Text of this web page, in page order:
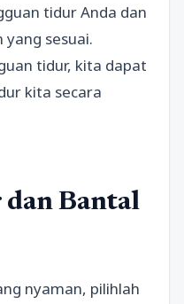
tidur Anda dan
sesuai.
tidur, kita dapat
kita secara
Bantal
nyaman, pilihlah